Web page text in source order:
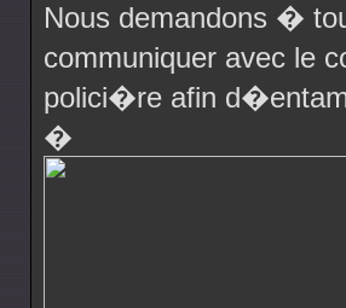
Nous demandons �
communiquer avec le
polici�re afin
�